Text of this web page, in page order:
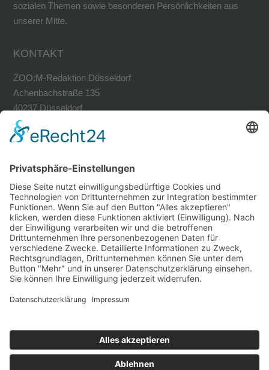
sozialen Themen sowie besonderen Persönlichkeiten aus
unserer Mitte.
KONTAKT
ZOO:M-Redaktion Düsseldorf
Achenbachstraße 135
40237 Düsseldorf
Tel. 0211-30200741
Fax 0211-30200749
RECHTLICHES
Impressum
Datenschutz
Datenschutz Social Networks
Mediadaten